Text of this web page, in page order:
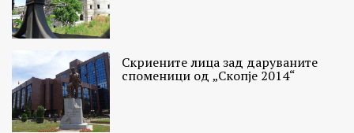
Скриените лица зад даруваните
споменици од „Скопје 2014“